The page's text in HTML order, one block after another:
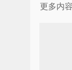
更多内